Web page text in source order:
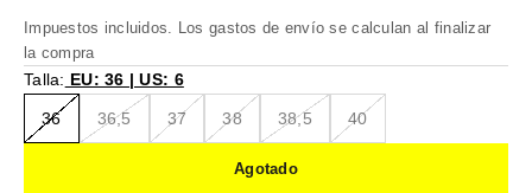
Impuestos incluidos. Los gastos de envío se calculan al finalizar
la compra
Talla: EU: 36 | US: 6
36 36,5 37 38 38,5 40
Agotado